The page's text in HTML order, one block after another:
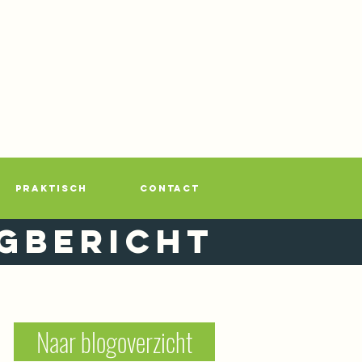
PRAKTISCH CONTACT
Naar blogoverzicht